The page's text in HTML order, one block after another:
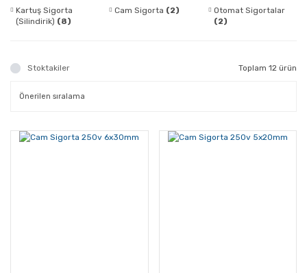
Kartuş Sigorta
(Silindirik) (8)
Cam Sigorta (2)
Otomat Sigortalar
(2)
Stoktakiler Toplam 12 ürün